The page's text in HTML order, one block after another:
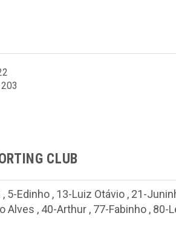
203
CLUB
, 5-Edinho , 13-Luiz Otávio , 21-
Alves , 40-Arthur , 77-Fabinho , 80-